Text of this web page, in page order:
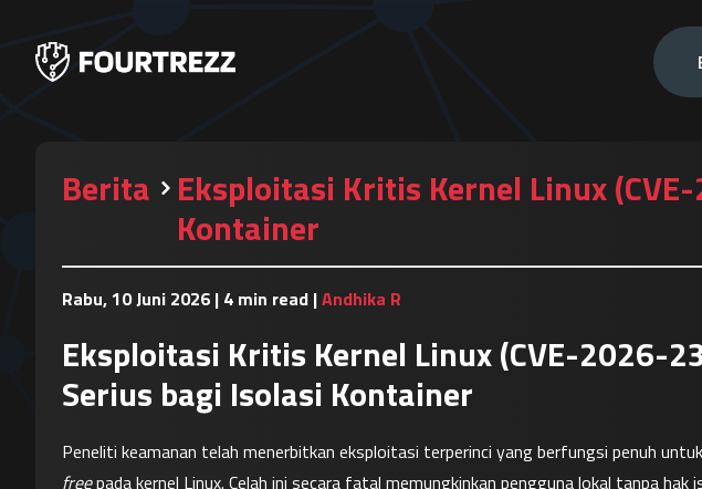
Berita Eksploitasi Kritis Kernel Linux
Kontainer
Rabu, 10 Juni 2026 | 4 min read |Andhika R
Eksploitasi Kritis Kernel Linux (CVE-2026-
Serius bagi Isolasi Kontainer
Peneliti keamanan telah menerbitkan eksploitasi terperinci yang berfungsi penuh
free pada kernel Linux. Celah ini secara fatal memungkinkan pengguna lokal tanpa hak